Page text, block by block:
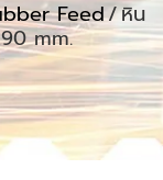
Feed/หิน
mm.